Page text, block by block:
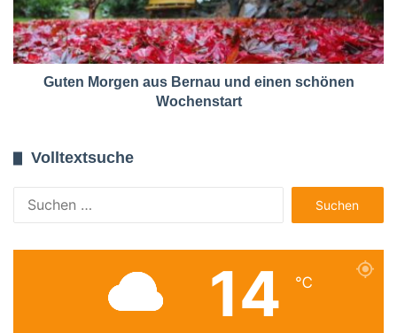
Guten Morgen aus Bernau und einen schönen
Wochenstart
Volltextsuche
nach:
14 ℃